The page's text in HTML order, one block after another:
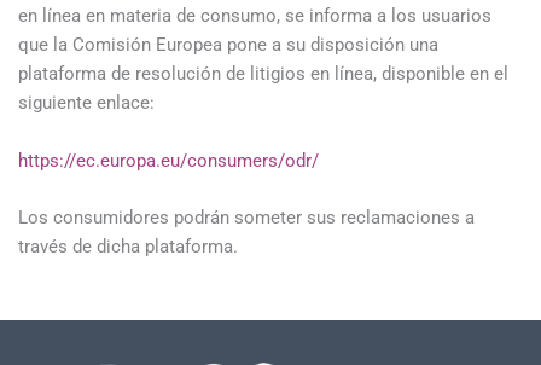
en línea en materia de consumo, se informa a los usuarios
que la Comisión Europea pone a su disposición una
plataforma de resolución de litigios en línea, disponible en el
siguiente enlace:
https://ec.europa.eu/consumers/odr/
Los consumidores podrán someter sus reclamaciones a
través de dicha plataforma.